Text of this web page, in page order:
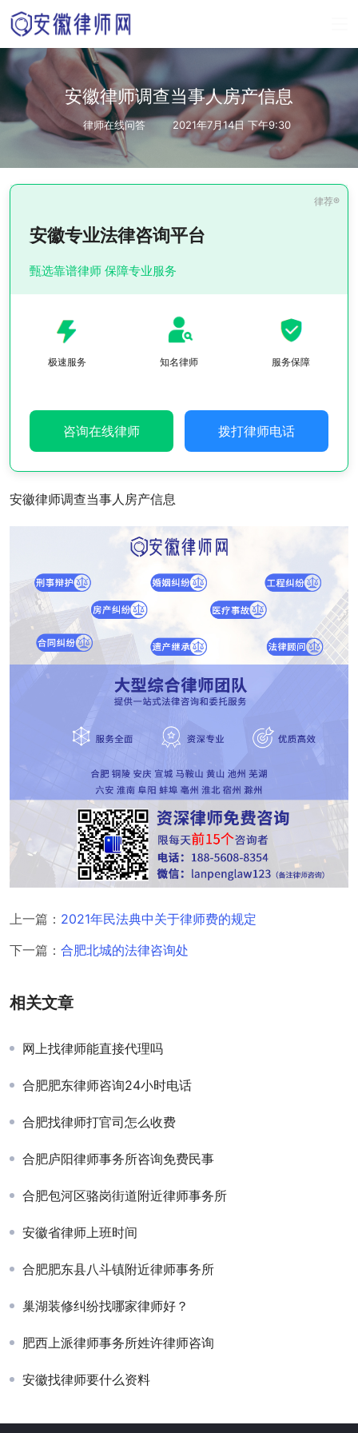
安徽律师调查当事人房产信息
律师在线问答 2021年7月14日 下午9:30
安徽专业法律咨询平台
甄选靠谱律师 保障专业服务
极速服务 知名律师 服务保障
咨询在线律师 拨打律师电话
安徽律师调查当事人房产信息
上一篇： 2021年民法典中关于律师费的规定
下一篇： 合肥北城的法律咨询处
相关文章
网上找律师能直接代理吗
合肥肥东律师咨询24小时电话
合肥找律师打官司怎么收费
合肥庐阳律师事务所咨询免费民事
合肥包河区骆岗街道附近律师事务所
安徽省律师上班时间
合肥肥东县八斗镇附近律师事务所
巢湖装修纠纷找哪家律师好？
肥西上派律师事务所姓许律师咨询
安徽找律师要什么资料